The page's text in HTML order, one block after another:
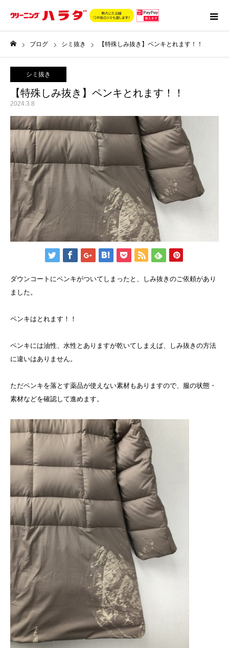
ブログ シミ抜き 【特殊しみ抜き】ペンキとれます！！
シミ抜き
【特殊しみ抜き】ペンキとれます！！
2024.3.8
ダウンコートにペンキがついてしまったと、しみ抜きのご依頼があり
ました。
ペンキはとれます！！
ペンキには油性、水性とありますが乾いてしまえば、しみ抜きの方法
に違いはありません。
ただペンキを落とす薬品が使えない素材もありますので、服の状態・
素材などを確認して進めます。